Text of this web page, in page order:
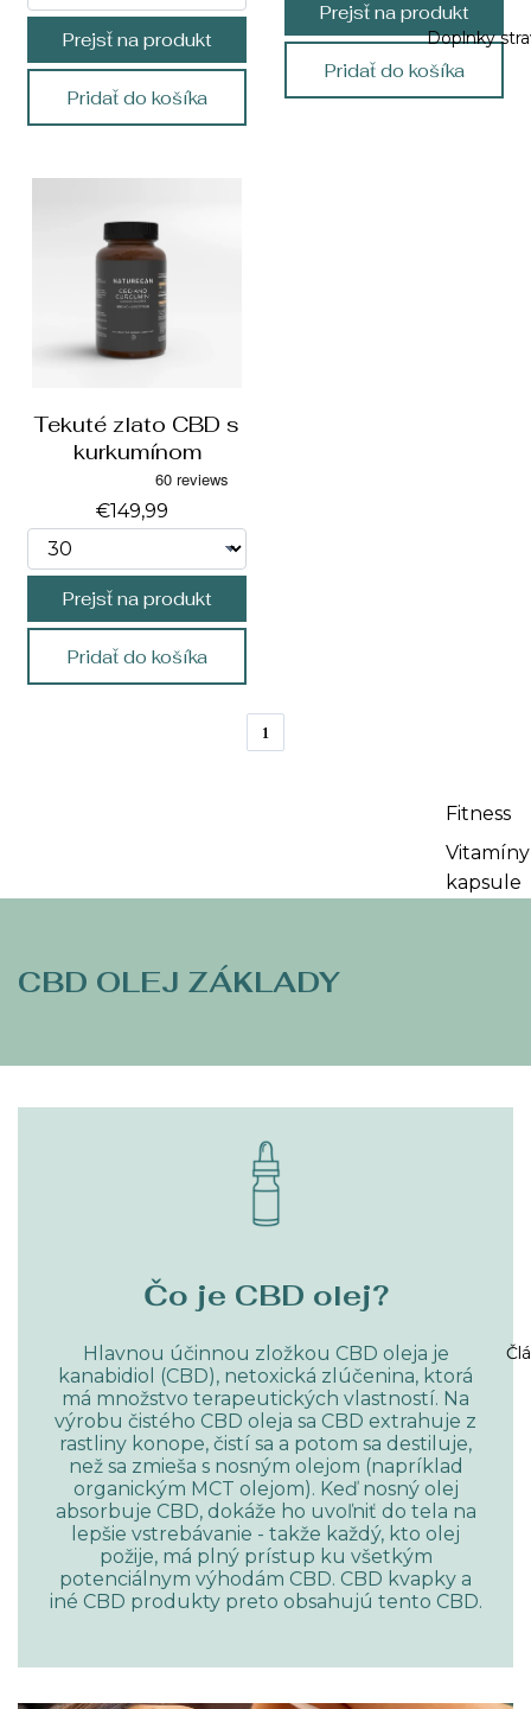
Doplnky
Fitness
kapsule
Prejsť na produkt
Pridať do košíka
Prejsť na produkt
Pridať do košíka
Tekuté zlato CBD s
kurkumínom
€149,99
Prejsť na produkt
Pridať do košíka
1
CBD OLEJ ZÁKLADY
Čo je CBD olej?
Hlavnou účinnou zložkou CBD oleja je
kanabidiol (CBD), netoxická zlúčenina, ktorá
má množstvo terapeutických vlastností. Na
výrobu čistého CBD oleja sa CBD extrahuje z
rastliny konope, čistí sa a potom sa destiluje,
než sa zmieša s nosným olejom (napríklad
organickým MCT olejom). Keď nosný olej
absorbuje CBD, dokáže ho uvoľniť do tela na
lepšie vstrebávanie - takže každý, kto olej
požije, má plný prístup ku všetkým
potenciálnym výhodám CBD. CBD kvapky a
iné CBD produkty preto obsahujú tento CBD.